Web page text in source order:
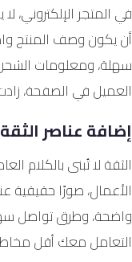
في المتجر
أن يكون وصف المنتج
سهلة، ومعلومات
العميل في الصفحة،
إضافة عناصر
الثقة لا تُبنى بالكلام
الأعمال، صورًا حقيقية
واضحة، وطرق تواصل
التعامل معك أقل